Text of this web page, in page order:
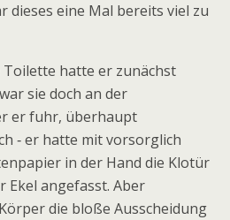
dieses eine Mal bereits viel zu
hatte er zunächst
sie doch an der
er fuhr, überhaupt
‑ er hatte mit vorsorglich
in der Hand die Klotür
Ekel angefasst. Aber
die bloße Ausscheidung